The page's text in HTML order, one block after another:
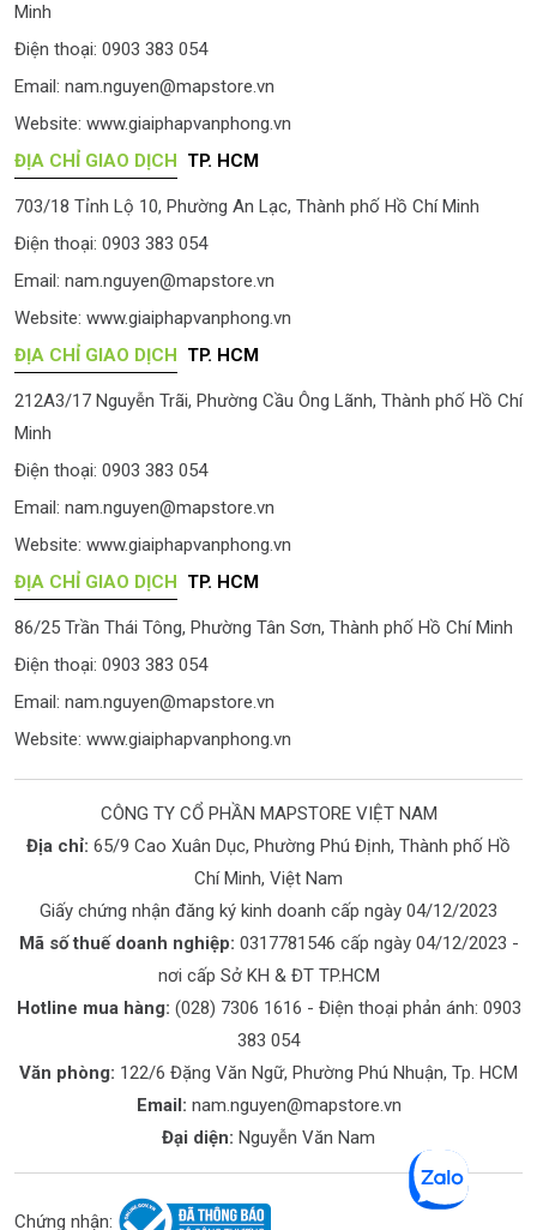
Minh
Điện thoại: 0903 383 054
Email: nam.nguyen@mapstore.vn
Website: www.giaiphapvanphong.vn
ĐỊA CHỈ GIAO DỊCH
TP. HCM
703/18 Tỉnh Lộ 10, Phường An Lạc, Thành phố Hồ Chí Minh
Điện thoại: 0903 383 054
Email: nam.nguyen@mapstore.vn
Website: www.giaiphapvanphong.vn
ĐỊA CHỈ GIAO DỊCH
TP. HCM
212A3/17 Nguyễn Trãi, Phường Cầu Ông Lãnh, Thành phố Hồ Chí
Minh
Điện thoại: 0903 383 054
Email: nam.nguyen@mapstore.vn
Website: www.giaiphapvanphong.vn
ĐỊA CHỈ GIAO DỊCH
TP. HCM
86/25 Trần Thái Tông, Phường Tân Sơn, Thành phố Hồ Chí Minh
Điện thoại: 0903 383 054
Email: nam.nguyen@mapstore.vn
Website: www.giaiphapvanphong.vn
CÔNG TY CỔ PHẦN MAPSTORE VIỆT NAM
Địa chỉ: 65/9 Cao Xuân Dục, Phường Phú Định, Thành phố Hồ
Chí Minh, Việt Nam
Giấy chứng nhận đăng ký kinh doanh cấp ngày 04/12/2023
Mã số thuế doanh nghiệp: 0317781546 cấp ngày 04/12/2023 -
nơi cấp Sở KH & ĐT TP.HCM
Hotline mua hàng: (028) 7306 1616 - Điện thoại phản ánh: 0903
383 054
Văn phòng: 122/6 Đặng Văn Ngữ, Phường Phú Nhuận, Tp. HCM
Email: nam.nguyen@mapstore.vn
Đại diện: Nguyễn Văn Nam
Chứng nhận: